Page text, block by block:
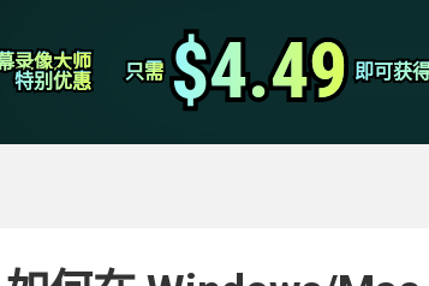
录像大师
录像大师
特别优惠
特别优惠 只需
只需 $4.49
$4.49 即可获
即可获